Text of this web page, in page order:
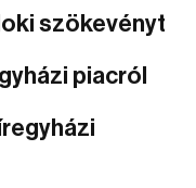
szökevényt
piacról